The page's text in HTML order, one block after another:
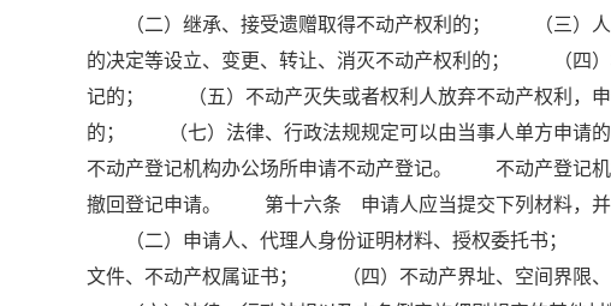
（二）继承、接受遗赠取得不动产权利的； （三）人
的决定等设立、变更、转让、消灭不动产权利的； （四）
记的； （五）不动产灭失或者权利人放弃不动产权利，
的； （七）法律、行政法规规定可以由当事人单方申
不动产登记机构办公场所申请不动产登记。 不动产登记机
撤回登记申请。 第十六条 申请人应当提交下列材料，
（二）申请人、代理人身份证明材料、授权委托书；
文件、不动产权属证书； （四）不动产界址、空间界限